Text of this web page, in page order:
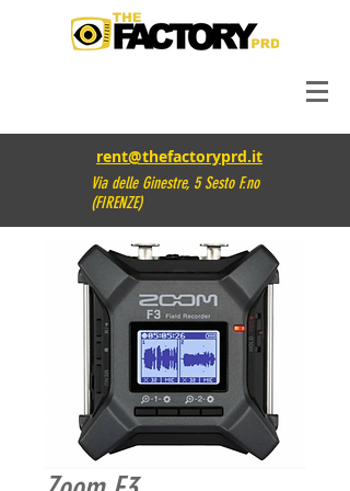
rent@thefactoryprd.it
Via delle Ginestre, 5 Sesto F.no
(FIRENZE)